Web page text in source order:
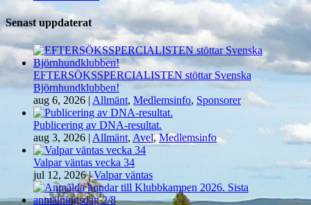
Senast uppdaterat
EFTERSÖKSSPERCIALISTEN stöttar Svenska
Björnhundklubben!
aug 6, 2026 | Allmänt, Medlemsinfo, Sponsorer
Publicering av DNA-resultat.
aug 3, 2026 | Allmänt, Avel,Medlemsinfo
Valpar väntas vecka 34
jul 12, 2026|Valpar väntas